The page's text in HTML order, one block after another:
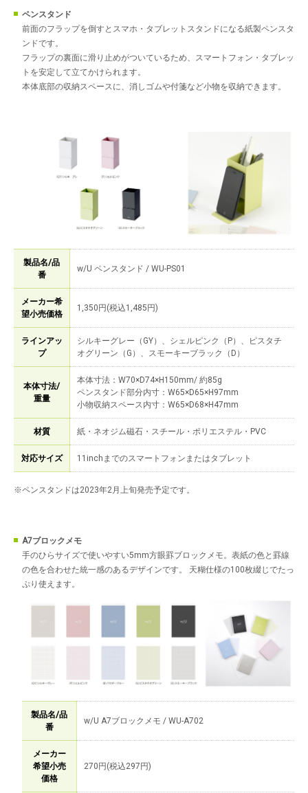
ペンスタンド
前面のフラップを倒すとスマホ・タブレットスタンドになる紙製ペンスタ
ンドです。
フラップの裏面に滑り止めがついているため、スマートフォン・タブレッ
トを安定して立てかけられます。
本体底部の収納スペースに、消しゴムや付箋など小物を収納できます。
製品名/品
番
w/U ペンスタンド / WU-PS01
メーカー希
望小売価格
1,350円(税込1,485円)
ラインアッ
プ
シルキーグレー（GY）、シェルピンク（P）、ピスタチ
オグリーン（G）、スモーキーブラック（D）
本体寸法/
重量
本体寸法：W70×D74×H150mm/ 約85g
ペンスタンド部分内寸：W65×D65×H97mm
小物収納スペース内寸：W65×D68×H47mm
材質 紙・ネオジム磁石・スチール・ポリエステル・PVC
対応サイズ 11inchまでのスマートフォンまたはタブレット
※ペンスタンドは2023年2月上旬発売予定です。
A7ブロックメモ
手のひらサイズで使いやすい5mm方眼罫ブロックメモ。表紙の色と罫線
の色を合わせた統一感のあるデザインです。 天糊仕様の100枚綴じでたっ
ぷり使えます。
製品名/品
番
w/U A7ブロックメモ / WU-A702
メーカー
希望小売
価格
270円(税込297円)